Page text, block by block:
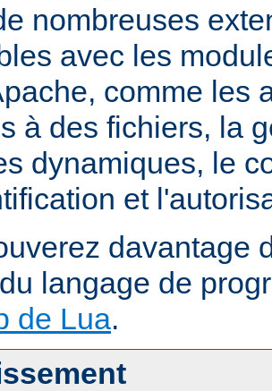
nombreuses
avec les
comme les
à des fichiers, la
dynamiques, le
et
davantage
langage de
de Lua.